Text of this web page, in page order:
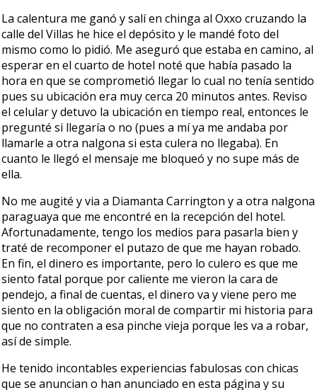
La calentura me ganó y salí en chinga al Oxxo cruzando la
calle del Villas he hice el depósito y le mandé foto del
mismo como lo pidió. Me aseguró que estaba en camino, al
esperar en el cuarto de hotel noté que había pasado la
hora en que se comprometió llegar lo cual no tenía sentido
pues su ubicación era muy cerca 20 minutos antes. Reviso
el celular y detuvo la ubicación en tiempo real, entonces le
pregunté si llegaría o no (pues a mí ya me andaba por
llamarle a otra nalgona si esta culera no llegaba). En
cuanto le llegó el mensaje me bloqueó y no supe más de
ella.
No me augité y via a Diamanta Carrington y a otra nalgona
paraguaya que me encontré en la recepción del hotel.
Afortunadamente, tengo los medios para pasarla bien y
traté de recomponer el putazo de que me hayan robado.
En fin, el dinero es importante, pero lo culero es que me
siento fatal porque por caliente me vieron la cara de
pendejo, a final de cuentas, el dinero va y viene pero me
siento en la obligación moral de compartir mi historia para
que no contraten a esa pinche vieja porque les va a robar,
así de simple.
He tenido incontables experiencias fabulosas con chicas
que se anuncian o han anunciado en esta página y su